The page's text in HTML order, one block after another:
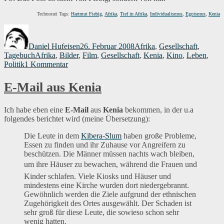
Technorati Tags: Hartmut Fiebig Afrika Tief in Afrika Individualismus Egoismus Kenia
Daniel Hufeisen26. Februar 2008Afrika, Gesellschaft,
TagebuchSchlagwörter
Afrika, Bilder, Film, Gesellschaft, Kenia, Kino, Leben,
Politik1 Kommentarzu
in
Afrika
E-Mail aus Kenia
Ich habe eben eine E-Mail aus Kenia bekommen, in der u.a
folgendes berichtet wird (meine Übersetzung):
Die Leute in dem Kibera-Slum haben große Probleme,
Essen zu finden und ihr Zuhause vor Angreifern zu
beschützen. Die Männer müssen nachts wach bleiben,
um ihre Häuser zu bewachen, während die Frauen und
Kinder schlafen. Viele Kiosks und Häuser und
mindestens eine Kirche wurden dort niedergebrannt.
Gewöhnlich werden die Ziele aufgrund der ethnischen
Zugehörigkeit des Ortes ausgewählt. Der Schaden ist
sehr groß für diese Leute, die sowieso schon sehr
wenig hatten.